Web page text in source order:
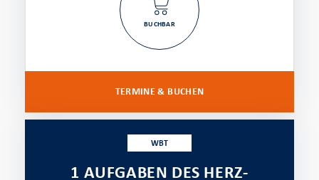
BUCHBAR
TERMINE & BUCHEN
WBT
1 AUFGABEN DES HERZ-